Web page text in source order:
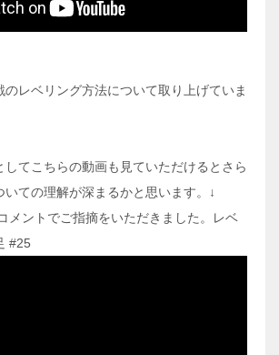
のレベリング方法について取り上げていま
してこちらの動画も見ていただけるとさら
いての理解が深まるかと思います。↓
メントでご指摘をいただきました。レベ
#25